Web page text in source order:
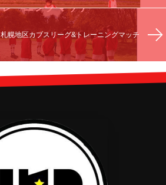
札幌地区カブスリーグ&トレーニングマッチ